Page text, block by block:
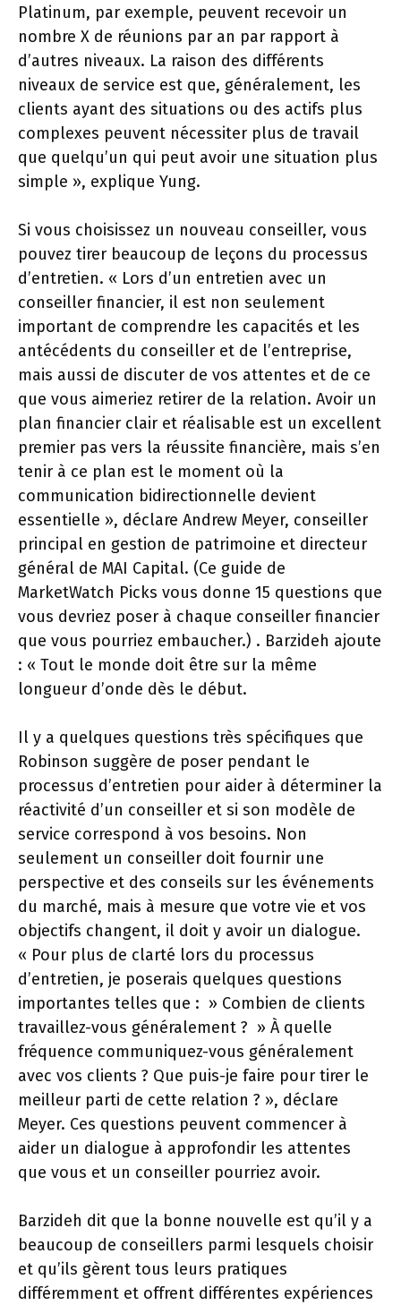
Platinum, par exemple, peuvent recevoir un
nombre X de réunions par an par rapport à
d’autres niveaux. La raison des différents
niveaux de service est que, généralement, les
clients ayant des situations ou des actifs plus
complexes peuvent nécessiter plus de travail
que quelqu’un qui peut avoir une situation plus
simple », explique Yung.
Si vous choisissez un nouveau conseiller, vous
pouvez tirer beaucoup de leçons du processus
d’entretien. « Lors d’un entretien avec un
conseiller financier, il est non seulement
important de comprendre les capacités et les
antécédents du conseiller et de l’entreprise,
mais aussi de discuter de vos attentes et de ce
que vous aimeriez retirer de la relation. Avoir un
plan financier clair et réalisable est un excellent
premier pas vers la réussite financière, mais s’en
tenir à ce plan est le moment où la
communication bidirectionnelle devient
essentielle », déclare Andrew Meyer, conseiller
principal en gestion de patrimoine et directeur
général de MAI Capital. (Ce guide de
MarketWatch Picks vous donne 15 questions que
vous devriez poser à chaque conseiller financier
que vous pourriez embaucher.) . Barzideh ajoute
: « Tout le monde doit être sur la même
longueur d’onde dès le début.
Il y a quelques questions très spécifiques que
Robinson suggère de poser pendant le
processus d’entretien pour aider à déterminer la
réactivité d’un conseiller et si son modèle de
service correspond à vos besoins. Non
seulement un conseiller doit fournir une
perspective et des conseils sur les événements
du marché, mais à mesure que votre vie et vos
objectifs changent, il doit y avoir un dialogue.
« Pour plus de clarté lors du processus
d’entretien, je poserais quelques questions
importantes telles que : » Combien de clients
travaillez-vous généralement ? » À quelle
fréquence communiquez-vous généralement
avec vos clients ? Que puis-je faire pour tirer le
meilleur parti de cette relation ? », déclare
Meyer. Ces questions peuvent commencer à
aider un dialogue à approfondir les attentes
que vous et un conseiller pourriez avoir.
Barzideh dit que la bonne nouvelle est qu’il y a
beaucoup de conseillers parmi lesquels choisir
et qu’ils gèrent tous leurs pratiques
différemment et offrent différentes expériences